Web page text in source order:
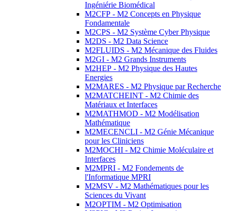
Ingéniérie Biomédical
M2CFP - M2 Concepts en Physique
Fondamentale
M2CPS - M2 Système Cyber Physique
M2DS - M2 Data Science
M2FLUIDS - M2 Mécanique des Fluides
M2GI - M2 Grands Instruments
M2HEP - M2 Physique des Hautes
Energies
M2MARES - M2 Physique par Recherche
M2MATCHEINT - M2 Chimie des
Matériaux et Interfaces
M2MATHMOD - M2 Modélisation
Mathématique
M2MECENCLI - M2 Génie Mécanique
pour les Cliniciens
M2MOCHI - M2 Chimie Moléculaire et
Interfaces
M2MPRI - M2 Fondements de
l'Informatique MPRI
M2MSV - M2 Mathématiques pour les
Sciences du Vivant
M2OPTIM - M2 Optimisation